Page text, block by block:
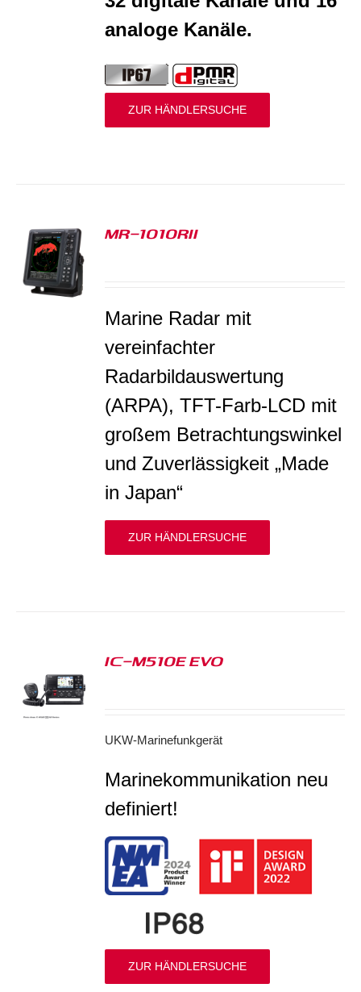
analoge Kanäle.
ZUR HÄNDLERSUCHE
MR-1010RII
Marine Radar mit
vereinfachter
Radarbildauswertung
(ARPA), TFT-Farb-LCD mit
großem Betrachtungswinkel
und Zuverlässigkeit „Made
in Japan“
ZUR HÄNDLERSUCHE
IC-M510E EVO
UKW-Marinefunkgerät
Marinekommunikation neu
definiert!
ZUR HÄNDLERSUCHE